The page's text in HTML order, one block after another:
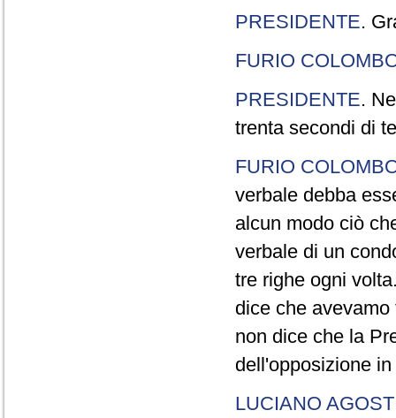
PRESIDENTE.
FURIO
PRESIDENTE.
trenta secondi di
FURIO
verbale debba
alcun modo ciò
verbale di un
tre righe ogni
dice che
non dice che la
dell'opposizione
LUCIANO